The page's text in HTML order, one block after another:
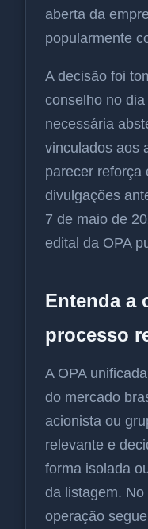
aberta da
popularmente
A decisão foi
conselho no
necessária
vinculados aos
parecer reforça
divulgações
7 de maio de
edital da OPA
Entenda a
processo
A OPA
do mercado
acionista ou
relevante e
forma isolada
da listagem.
operação